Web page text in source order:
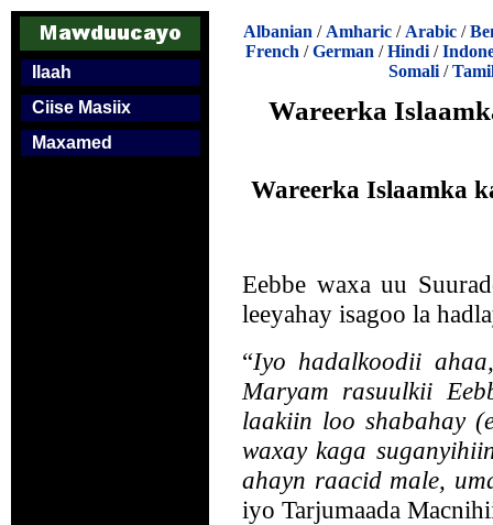
Ilaah
Ciise Masiix
Maxamed
Albanian / Amharic / Arabic /
French /German /Hindi /
Somali/
Wareerka
Wareerka Islaamka
Eebbe waxa uu
leeyahay isagoo la
“Iyo hadalkoodii
Maryam rasuulkii
laakiin loo shabahay
waxay kaga
ahayn raacid male,
iyo Tarjumaada